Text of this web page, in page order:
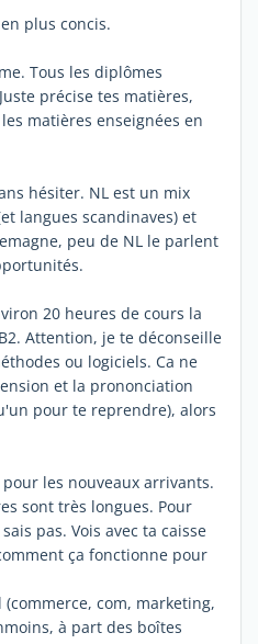
plus concis.
Tous les diplômes
précise tes matières,
matières enseignées en
hésiter. NL est un mix
langues scandinaves) et
peu de NL le parlent
20 heures de cours la
Attention, je te déconseille
ou logiciels. Ca ne
et la prononciation
pour te reprendre), alors
les nouveaux arrivants.
sont très longues. Pour
pas. Vois avec ta caisse
ça fonctionne pour
com, marketing,
à part des boîtes